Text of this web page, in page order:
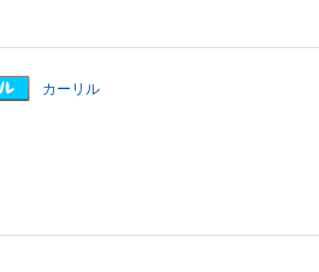
カーリル